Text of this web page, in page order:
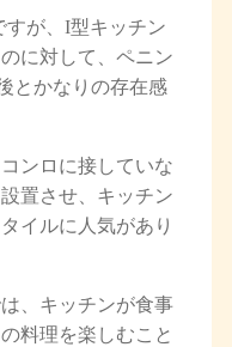
が、I型キッチン
に対して、ペニン
とかなりの存在感
ンロに接していな
置させ、キッチン
イルに人気があり
、キッチンが食事
料理を楽しむこと